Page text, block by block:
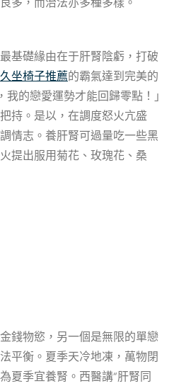
礎緣由在于肝腎陰虧，打破
久坐椅子推薦的霸氣達到完美的
我的戀愛運勢才能回歸零點！」
持。是以，在調度怒火亢盛
情志。養肝腎可過量吃一些黑
提出服用菊花、玫瑰花、桑
物慾，另一個是無限的單戀
平衡。夏季天冷地凍，萬物閉
夏季宜養腎。西醫講“肝腎同